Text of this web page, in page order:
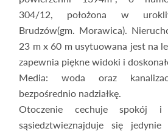
304/12, położona w
Brudzów(gm. Morawica).
23 m x 60 m usytuowana jest na
zapewnia piękne widoki i
Media: woda oraz
bezpośrednio nadziałkę.
Otoczenie cechuje spokój
sąsiedztwieznajduje się jedynie